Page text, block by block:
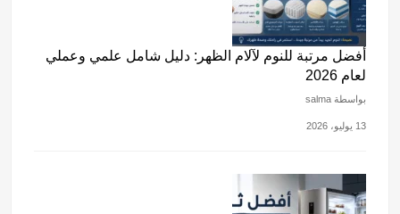
أفضل مرتبة للنوم لآلام الظهر: دليل شامل علمي وعملي
لعام 2026
بواسطة salma
13 يوليو، 2026